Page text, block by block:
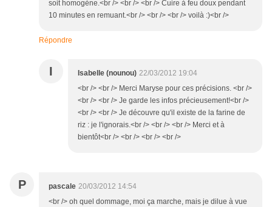
soit homogène.<br /> <br /> <br /> Cuire à feu doux pendant
10 minutes en remuant.<br /> <br /> <br /> voilà :)<br />
Répondre
I Isabelle (nounou) 22/03/2012 19:04
<br /> <br /> Merci Maryse pour ces précisions. <br />
<br /> <br /> Je garde les infos précieusement!<br />
<br /> <br /> Je découvre qu'il existe de la farine de
riz : je l'ignorais.<br /> <br /> <br /> Merci et à
bientôt<br /> <br /> <br /> <br />
P pascale 20/03/2012 14:54
<br /> oh quel dommage, moi ça marche, mais je dilue à vue